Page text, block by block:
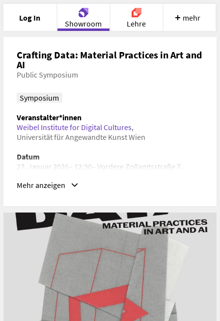
Log In
Showroom Lehre
Portfolio Image Cloud Chat
Meet
mehr
Crafting Data: Material Practices in Art and
AI
Public Symposium
Symposium
Veranstalter*innen
Weibel Institute for Digital Cultures,
Universität für Angewandte Kunst Wien
Datum
27. Januar 2026– 12:30– Vordere Zollamtsstraße 7,
Künstliche Neuronale Netze, Medienkunst, Kulturpolitik
Mehr anzeigen